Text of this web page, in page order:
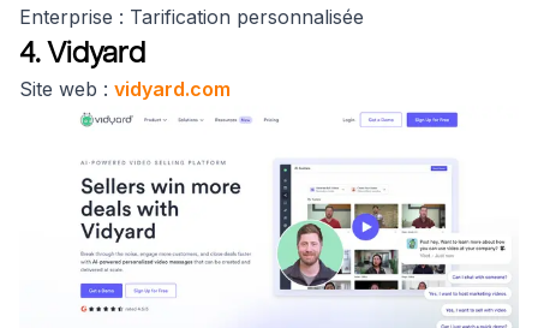
Enterprise : Tarification personnalisée
4. Vidyard
Site web : vidyard.com